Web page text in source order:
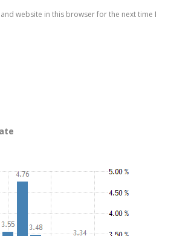
and website in this browser for the next time I